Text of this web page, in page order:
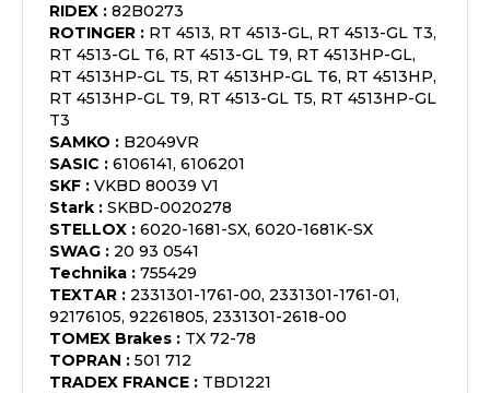
RIDEX : 82B0273
ROTINGER : RT 4513, RT 4513-GL, RT 4513-GL T3,
RT 4513-GL T6, RT 4513-GL T9, RT 4513HP-GL,
RT 4513HP-GL T5, RT 4513HP-GL T6, RT 4513HP,
RT 4513HP-GL T9, RT 4513-GL T5, RT 4513HP-GL
T3
SAMKO : B2049VR
SASIC : 6106141, 6106201
SKF : VKBD 80039 V1
Stark : SKBD-0020278
STELLOX : 6020-1681-SX, 6020-1681K-SX
SWAG : 20 93 0541
Technika : 755429
TEXTAR : 2331301-1761-00, 2331301-1761-01,
92176105, 92261805, 2331301-2618-00
TOMEX Brakes : TX 72-78
TOPRAN : 501 712
TRADEX FRANCE : TBD1221